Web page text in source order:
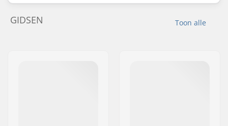
Toon alle
GIDSEN